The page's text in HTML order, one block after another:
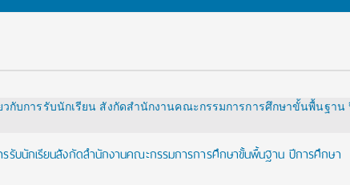
รรับนักเรียนสังกัดสำนักงานคณะกรรมการการศึกษาขั้นพื้นฐาน ปีการศึกษา